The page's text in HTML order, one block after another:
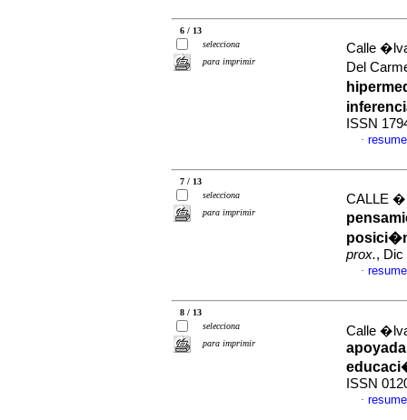
6 / 13
selecciona
para imprimir
Calle
Del
ISSN
·
7 / 13
selecciona
para imprimir
CALLE
prox., Dic
·
8 / 13
selecciona
para imprimir
Calle
ISSN
·